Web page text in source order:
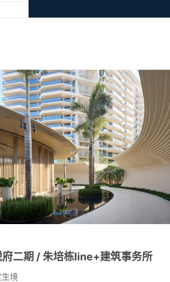
府二期 / 朱培栋line+建筑事务所
境